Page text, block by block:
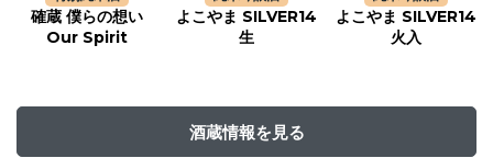
確蔵 僕らの想い
Our Spirit
よこやま SILVER14
生
よこやま SILVER14
火入
酒蔵情報を見る